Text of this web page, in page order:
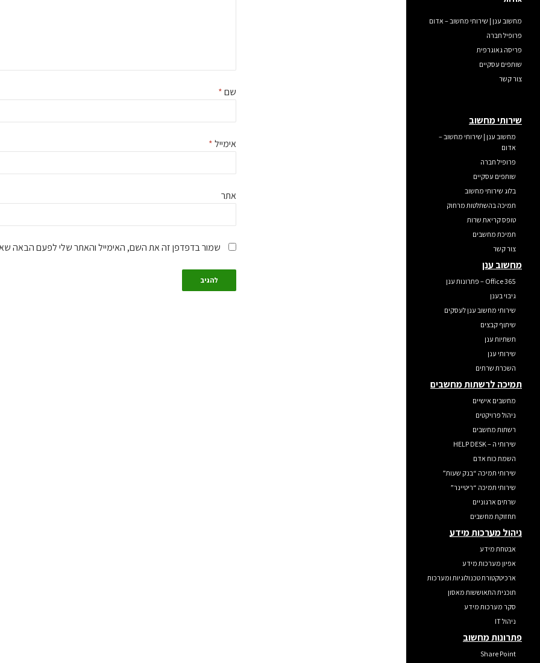
שם*
אימייל*
אתר
שמור בדפדפן זה את השם, האימייל והאתר שלי לפעם הבאה
מחשוב ענן | שירותי מחשוב – אדום
פרופיל חברה
פריסה גאוגרפית
שותפים עסקיים
צור קשר
שירותי מחשוב
מחשוב ענן | שירותי מחשוב –
אדום
פרופיל חברה
שותפים עסקיים
בלוג שירותי מחשוב
תמיכה בהשתלטות מרחוק
טופס קריאת שרות
תמיכת מחשבים
צור קשר
מחשוב ענן
Office 365 – פתרונות ענן
גיבוי בענן
שירותי מחשוב ענן לעסקים
שיתוף קבצים
תשתיות ענן
שירותי ענן
השכרת שרתים
תמיכה לרשתות מחשבים
מחשבים אישיים
ניהול פרויקטים
רשתות מחשבים
שירותי ה – HELP DESK
השמת כוח אדם
שירותי תמיכה “בנק שעות”
שירותי תמיכה “ריטיינר”
שרתים ארגוניים
תחזוקת מחשבים
ניהול מערכות מידע
אבטחת מידע
אפיון מערכות מידע
ארכיטקטורת טכנולוגיות ומערכות
תוכנית התאוששות מאסון
סקר מערכות מידע
ניהול IT
פתרונות מחשוב
Share Point